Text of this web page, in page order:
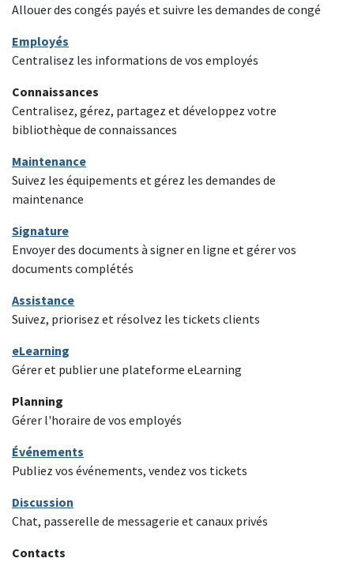
Allouer des congés payés et suivre les demandes de congé
Employés
Centralisez les informations de vos employés
Connaissances
Centralisez, gérez, partagez et développez votre
bibliothèque de connaissances
Maintenance
Suivez les équipements et gérez les demandes de
maintenance
Signature
Envoyer des documents à signer en ligne et gérer vos
documents complétés
Assistance
Suivez, priorisez et résolvez les tickets clients
eLearning
Gérer et publier une plateforme eLearning
Planning
Gérer l'horaire de vos employés
Événements
Publiez vos événements, vendez vos tickets
Discussion
Chat, passerelle de messagerie et canaux privés
Contacts